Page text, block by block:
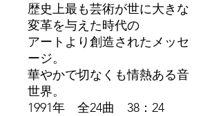
歴史上最も芸術が世に大きな
変革を与えた時代の
アートより創造されたメッセ
ージ。
華やかで切なくも情熱ある音
世界。
1991年 全24曲 38：24